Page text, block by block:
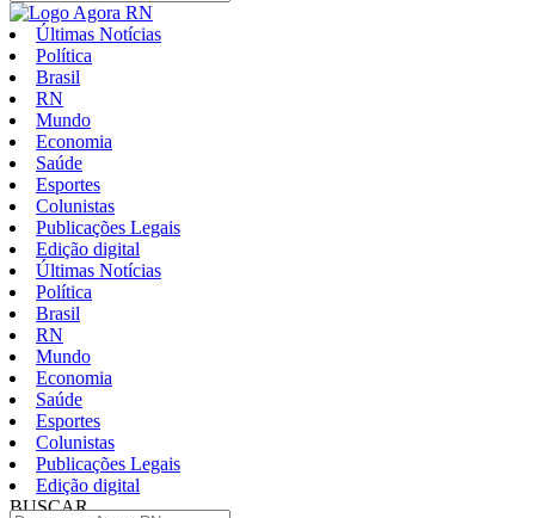
Últimas Notícias
Política
Brasil
RN
Mundo
Economia
Saúde
Esportes
Colunistas
Publicações Legais
Edição digital
Últimas Notícias
Política
Brasil
RN
Mundo
Economia
Saúde
Esportes
Colunistas
Publicações Legais
Edição digital
BUSCAR